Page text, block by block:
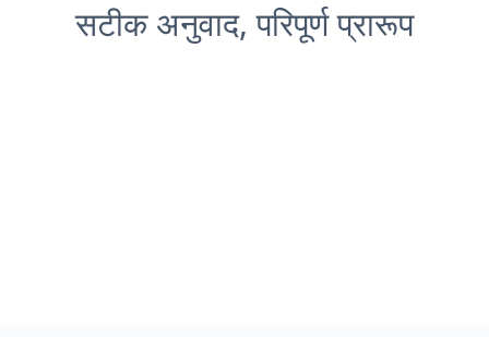
सटीक अनुवाद, परिपूर्ण प्रारूप